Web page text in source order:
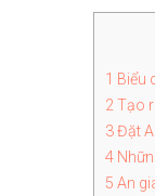
1 Biểu
2Tạo
3Đặt
4
5 An